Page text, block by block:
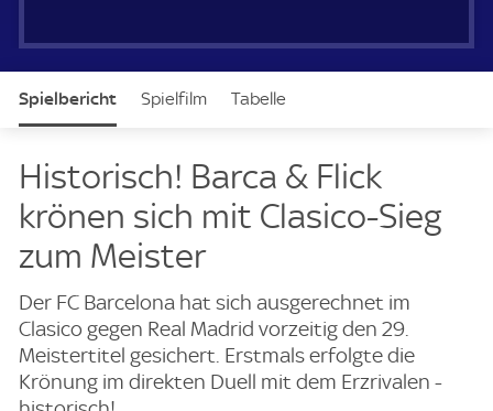
e
Spielbericht Spielfilm Tabelle
Historisch! Barca & Flick
krönen sich mit Clasico-Sieg
zum Meister
Der FC Barcelona hat sich ausgerechnet im
Clasico gegen Real Madrid vorzeitig den 29.
Meistertitel gesichert. Erstmals erfolgte die
Krönung im direkten Duell mit dem Erzrivalen -